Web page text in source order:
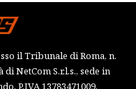
il Tribunale di Roma, n.
NetCom S.r.l.s., sede in
P.IVA 13783471009,